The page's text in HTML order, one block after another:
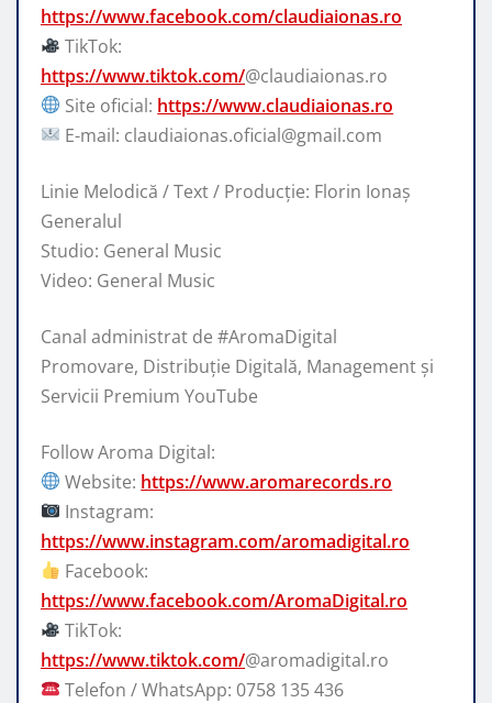
https://www.facebook.com/claudiaionas.ro
TikTok:
https://www.tiktok.com/@claudiaionas.ro
Site oficial: https://www.claudiaionas.ro
E-mail: claudiaionas.oficial@gmail.com
Linie Melodică / Text / Producție: Florin Ionaș
Generalul
Studio: General Music
Video: General Music
Canal administrat de #AromaDigital
Promovare, Distribuție Digitală, Management și
Servicii Premium YouTube
Follow Aroma Digital:
Website: https://www.aromarecords.ro
Instagram:
https://www.instagram.com/aromadigital.ro
Facebook:
https://www.facebook.com/AromaDigital.ro
TikTok:
https://www.tiktok.com/@aromadigital.ro
Telefon / WhatsApp: 0758 135 436